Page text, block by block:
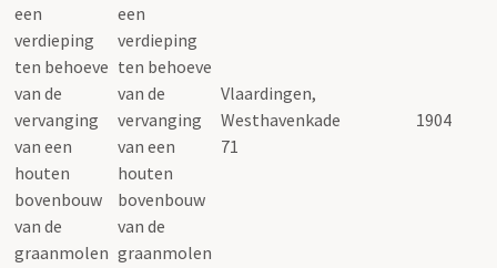
een
verdieping
ten behoeve
van de
vervanging
van een
houten
bovenbouw
van de
graanmolen
Vlaardingen,
Westhavenkade
71
1904